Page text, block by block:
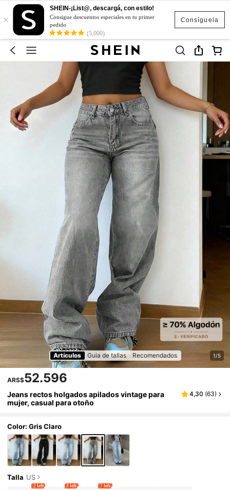
Consíguela
×
SHEIN-¡List@, descargá, con estilo!
Consigue descuentos especiales en tu primer
pedido
(5,000)
Artículos Guia de tallas Recomendados 1/5
ARS$52.596
Jeans rectos holgados apilados vintage para
mujer, casual para otoño
4,30 (63)
Color: Gris Claro
Talla US
2 left 3 left 7 left